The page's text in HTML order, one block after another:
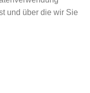
und über die wir Sie